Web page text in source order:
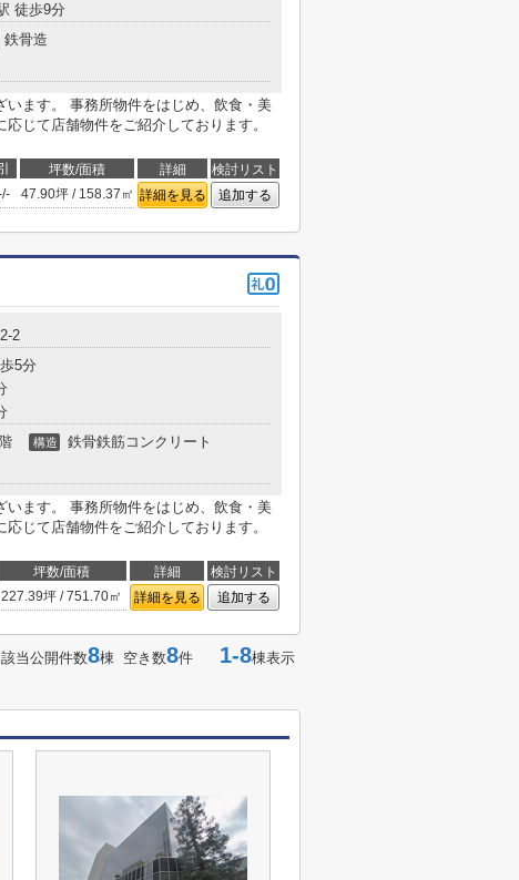
徒歩9分
鉄骨造
ます。 事務所物件をはじめ、飲食・美
じて店舗物件をご紹介しております。
坪数/面積 詳細
検討リスト
/- 47.90坪 / 158.37㎡ 詳細を見る 追加する
2
5分
構造 鉄骨鉄筋コンクリート
ます。 事務所物件をはじめ、飲食・美
じて店舗物件をご紹介しております。
坪数/面積 詳細
検討リスト
227.39坪 / 751.70㎡ 詳細を見る 追加する
該当公開件数8棟 空き数8件 1-8棟表示